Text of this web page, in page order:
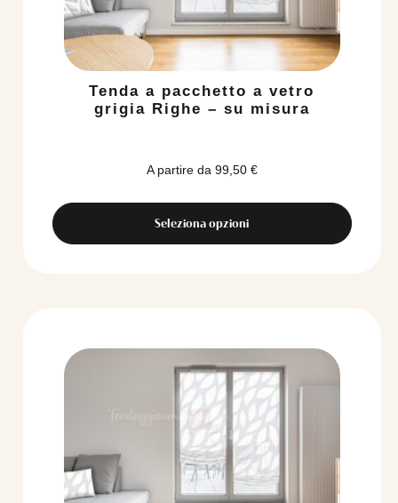
Tenda a pacchetto a vetro
grigia Righe – su misura
A partire da 99,50 €
Seleziona opzioni